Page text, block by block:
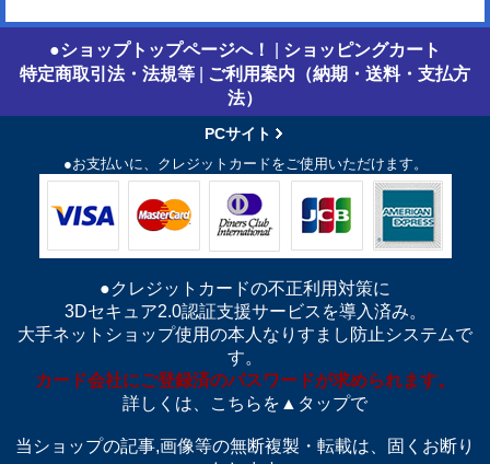
●ショップトップページへ！
ショッピングカート
特定商取引法・法規等
ご利用案内（納期・送料・支払方
法）
PCサイト
●お支払いに、クレジットカードをご使用いただけます。
●クレジットカードの不正利用対策に
3Dセキュア2.0認証支援サービスを導入済み。
大手ネットショップ使用の本人なりすまし防止システムで
す。
カード会社にご登録済のパスワードが求められます。
詳しくは、こちらを▲タップで
当ショップの記事,画像等の無断複製・転載は、固くお断り